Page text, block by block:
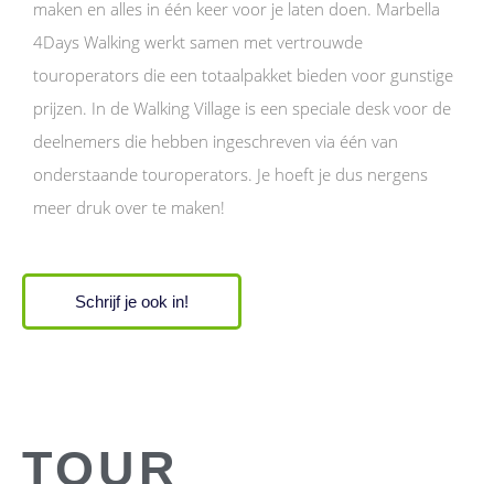
maken en alles in één keer voor je laten doen. Marbella
4Days Walking werkt samen met vertrouwde
touroperators die een totaalpakket bieden voor gunstige
prijzen. In de Walking Village is een speciale desk voor de
deelnemers die hebben ingeschreven via één van
onderstaande touroperators. Je hoeft je dus nergens
meer druk over te maken!
Schrijf je ook in!
TOUR